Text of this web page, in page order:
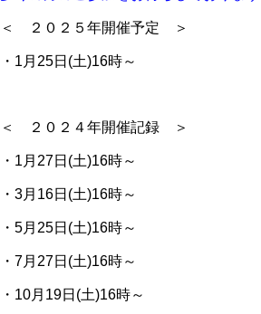
＜ ２０２５年開催予定 ＞
・1月25日(土)16時～
＜ ２０２４年開催記録 ＞
・1月27日(土)16時～
・3月16日(土)16時～
・5月25日(土)16時～
・7月27日(土)16時～
・10月19日(土)16時～